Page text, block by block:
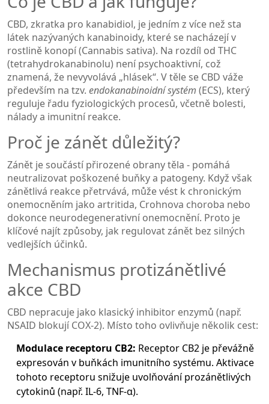
CBD, zkratka pro kanabidiol, je jedním z více než sta
látek nazývaných kanabinoidy, které se nacházejí v
rostlině konopí (Cannabis sativa). Na rozdíl od THC
(tetrahydrokanabinolu) není psychoaktivní, což
znamená, že nevyvolává „hlásek“. V těle se CBD váže
především na tzv. endokanabinoidní systém (ECS), který
reguluje řadu fyziologických procesů, včetně bolesti,
nálady a imunitní reakce.
Proč je zánět důležitý?
Zánět je součástí přirozené obrany těla - pomáhá
neutralizovat poškozené buňky a patogeny. Když však
zánětlivá reakce přetrvává, může vést k chronickým
onemocněním jako artritida, Crohnova choroba nebo
dokonce neurodegenerativní onemocnění. Proto je
klíčové najít způsoby, jak regulovat zánět bez silných
vedlejších účinků.
Mechanismus protizánětlivé
akce CBD
CBD nepracuje jako klasický inhibitor enzymů (např.
NSAID blokují COX‑2). Místo toho ovlivňuje několik cest:
Modulace receptoru CB2: Receptor CB2 je převážně
expresován v buňkách imunitního systému. Aktivace
tohoto receptoru snižuje uvolňování prozánětlivých
cytokinů (např. IL‑6, TNF‑α).